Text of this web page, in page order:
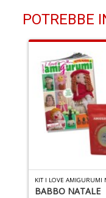
POTREBBE
KIT I LOVE AMIGURUMI
BABBO NATALE